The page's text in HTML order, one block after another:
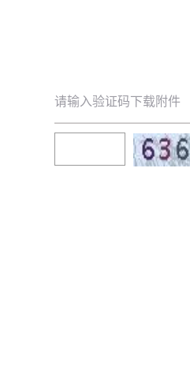
请输入验证码下载附件